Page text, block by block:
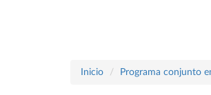
Inicio Programa conjunto